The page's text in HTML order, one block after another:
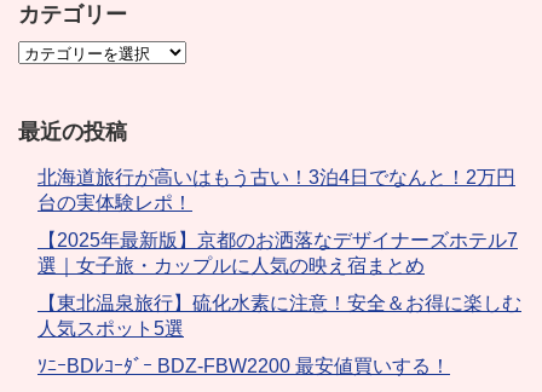
カテゴリー
最近の投稿
北海道旅行が高いはもう古い！3泊4日でなんと！2万円
台の実体験レポ！
【2025年最新版】京都のお洒落なデザイナーズホテル7
選｜女子旅・カップルに人気の映え宿まとめ
【東北温泉旅行】硫化水素に注意！安全＆お得に楽しむ
人気スポット5選
ｿﾆｰBDﾚｺｰﾀﾞｰ BDZ-FBW2200 最安値買いする！